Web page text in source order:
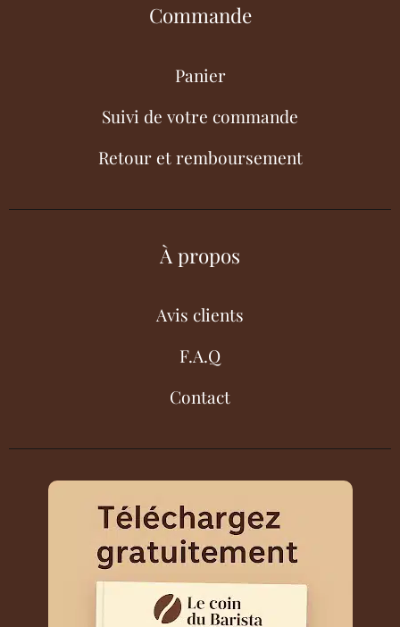
Commande
Panier
Suivi de votre commande
Retour et remboursement
À propos
Avis clients
F.A.Q
Contact